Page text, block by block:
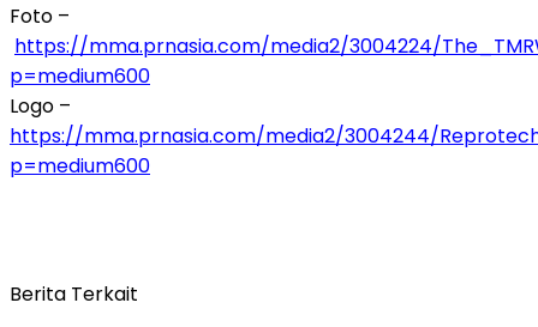
Foto –
https://mma.prnasia.com/media2/3004224/
p=medium600
Logo –
https://mma.prnasia.com/media2/3004244/
p=medium600
Berita Terkait